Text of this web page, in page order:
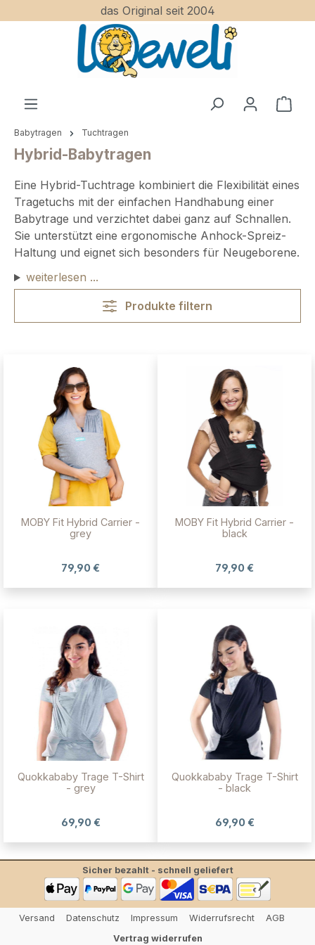
Zum Hauptinhalt springendas Original seit 2004
Babytragen Tuchtragen
Hybrid-Babytragen
Eine Hybrid-Tuchtrage kombiniert die Flexibilität eines
Tragetuchs mit der einfachen Handhabung einer
Babytrage und verzichtet dabei ganz auf Schnallen.
Sie unterstützt eine ergonomische Anhock-Spreiz-
Haltung und eignet sich besonders für Neugeborene.
weiterlesen ...
Produkte filtern
MOBY Fit Hybrid Carrier -
grey
79,90 €
MOBY Fit Hybrid Carrier -
black
79,90 €
Quokkababy Trage T-Shirt
- grey
69,90 €
Quokkababy Trage T-Shirt
- black
69,90 €
Sicher bezahlt - schnell geliefert
Versand Datenschutz Impressum Widerrufsrecht
AGB
Vertrag widerrufen